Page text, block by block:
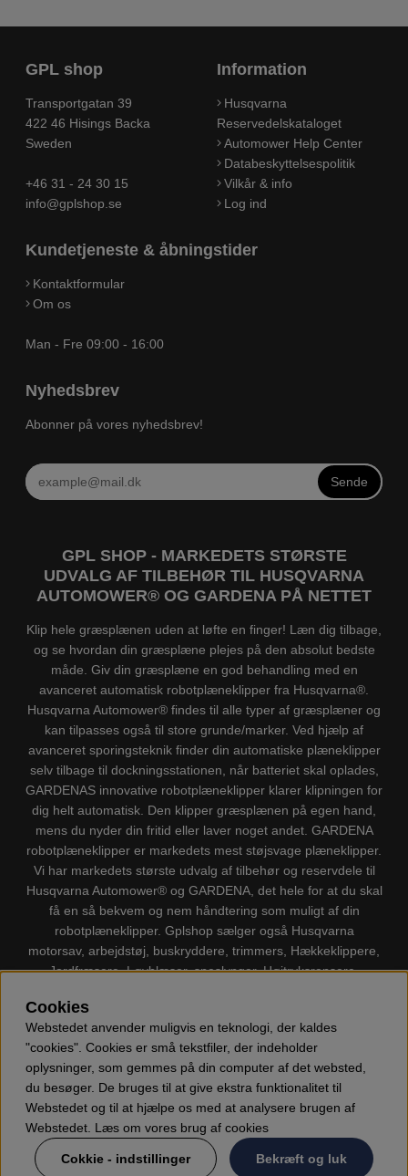
GPL shop
Transportgatan 39
422 46 Hisings Backa
Sweden
+46 31 - 24 30 15
info@gplshop.se
Information
Husqvarna
Reservedelskataloget
Automower Help Center
Databeskyttelsespolitik
Vilkår & info
Log ind
Kundetjeneste & åbningstider
Kontaktformular
Om os
Man - Fre 09:00 - 16:00
Nyhedsbrev
Abonner på vores nyhedsbrev!
Sende
GPL SHOP - MARKEDETS STØRSTE
UDVALG AF TILBEHØR TIL HUSQVARNA
AUTOMOWER® OG GARDENA PÅ NETTET
Klip hele græsplænen uden at løfte en finger! Læn dig tilbage,
og se hvordan din græsplæne plejes på den absolut bedste
måde. Giv din græsplæne en god behandling med en
avanceret automatisk robotplæneklipper fra Husqvarna®.
Husqvarna Automower® findes til alle typer af græsplæner og
kan tilpasses også til store grunde/marker. Ved hjælp af
avanceret sporingsteknik finder din automatiske plæneklipper
selv tilbage til dockningsstationen, når batteriet skal oplades,
GARDENAS innovative robotplæneklipper klarer klipningen for
dig helt automatisk. Den klipper græsplænen på egen hand,
mens du nyder din fritid eller laver noget andet. GARDENA
robotplæneklipper er markedets mest støjsvage plæneklipper.
Vi har markedets største udvalg af tilbehør og reservdele til
Husqvarna Automower® og GARDENA, det hele for at du skal
få en så bekvem og nem håndtering som muligt af din
robotplæneklipper. Gplshop sælger også Husqvarna
motorsav, arbejdstøj, buskryddere, trimmers, Hækkeklippere,
Jordfræsere, Løvblæser, sneslynger, Højtryksrensere,
Cookies
Webstedet anvender muligvis en teknologi, der kaldes
"cookies". Cookies er små tekstfiler, der indeholder
oplysninger, som gemmes på din computer af det websted,
du besøger. De bruges til at give ekstra funktionalitet til
Webstedet og til at hjælpe os med at analysere brugen af
Webstedet. Læs om vores brug af cookies
Cokkie - indstillinger Bekræft og luk